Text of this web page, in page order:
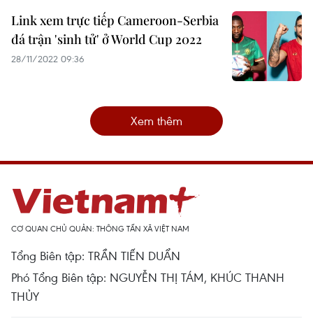
Link xem trực tiếp Cameroon-Serbia
đá trận 'sinh tử' ở World Cup 2022
28/11/2022 09:36
Xem thêm
CƠ QUAN CHỦ QUẢN: THÔNG TẤN XÃ VIỆT NAM
Tổng Biên tập: TRẦN TIẾN DUẨN
Phó Tổng Biên tập: NGUYỄN THỊ TÁM, KHÚC THANH
THỦY